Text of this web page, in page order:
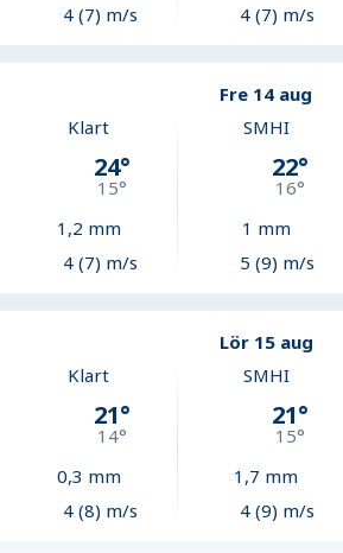
4 (7) m/s
4 (7) m/s
Fre 14 aug
Klart
24°
15°
1,2 mm
4 (7) m/s
SMHI
22°
16°
1 mm
5 (9) m/s
Lör 15 aug
Klart
21°
14°
0,3 mm
4 (8) m/s
SMHI
21°
15°
1,7 mm
4 (9) m/s